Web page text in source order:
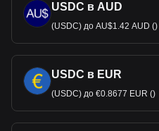
USDC в AUD
(USDC) до AU$1.42 AUD ()
USDC в EUR
(USDC) до €0.8677 EUR ()